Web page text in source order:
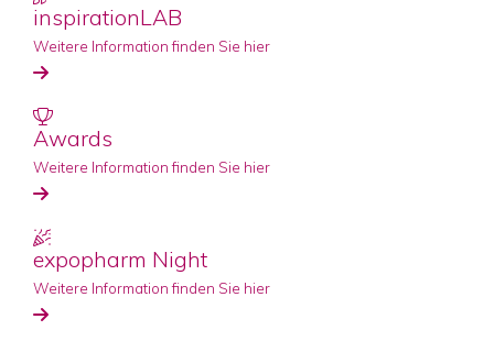
inspirationLAB
Weitere Information finden Sie hier
Awards
Weitere Information finden Sie hier
expopharm Night
Weitere Information finden Sie hier